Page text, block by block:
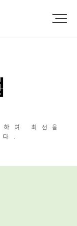
여 최선을
다.